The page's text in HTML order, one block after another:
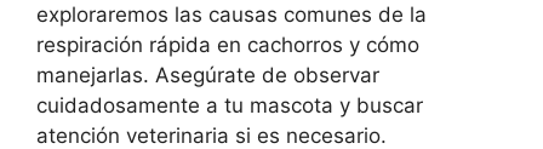
exploraremos las causas comunes de la
respiración rápida en cachorros y cómo
manejarlas. Asegúrate de observar
cuidadosamente a tu mascota y buscar
atención veterinaria si es necesario.